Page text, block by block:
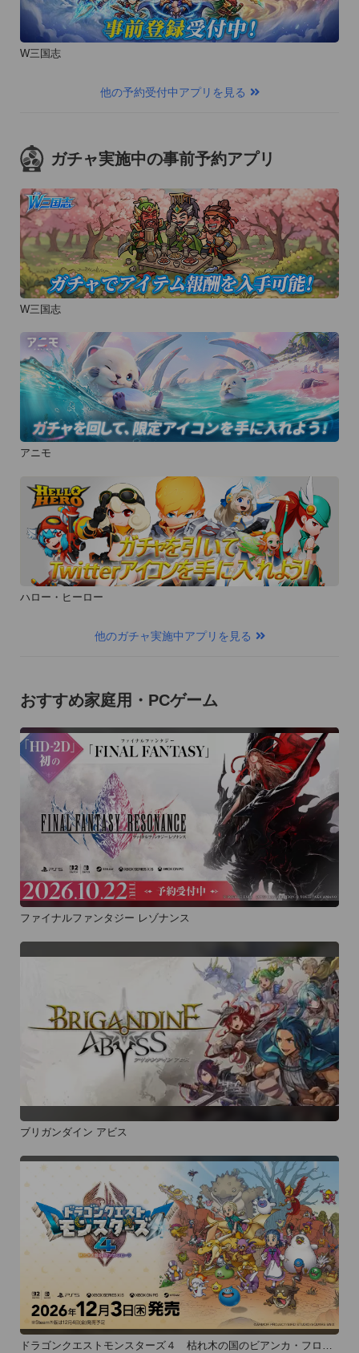
W三国志
他の予約受付中アプリを見る
ガチャ実施中の事前予約アプリ
W三国志
アニモ
ハロー・ヒーロー
他のガチャ実施中アプリを見る
おすすめ家庭用・PCゲーム
ファイナルファンタジー レゾナンス
ブリガンダイン アビス
ドラゴンクエストモンスターズ４ 枯れ木の国のビアンカ・フロー